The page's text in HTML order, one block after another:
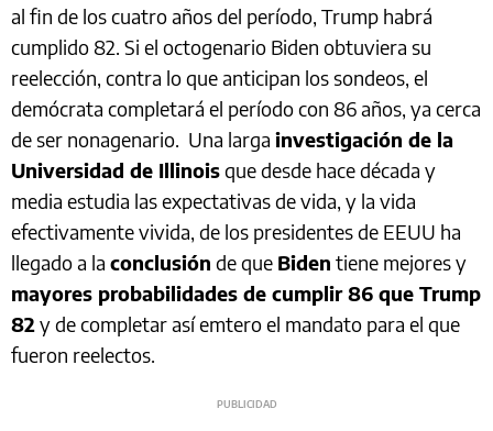
al fin de los cuatro años del período, Trump habrá
cumplido 82. Si el octogenario Biden obtuviera su
reelección, contra lo que anticipan los sondeos, el
demócrata completará el período con 86 años, ya cerca
de ser nonagenario. Una larga investigación de la
Universidad de Illinoisque desde hace década y
media estudia las expectativas de vida, y la vida
efectivamente vivida, de los presidentes de EEUU ha
llegado a la conclusión de que Biden tiene mejores y
mayores probabilidades de cumplir 86 que Trump
82y de completar así emtero el mandato para el que
fueron reelectos.